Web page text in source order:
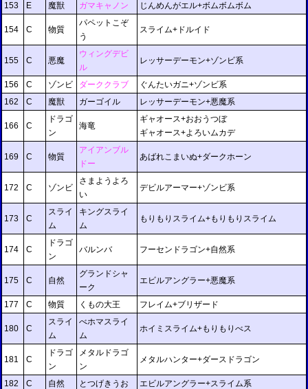
153
E 魔獣 ガマキャノン じんめんがエル+ボムボムボム
154 C 物質
パペットこぞ
う
スライム+ドルイド
155 C 悪魔
ウィングデビ
ル
レッサーデーモン+ゾンビ系
156 C ゾンビ ダーククラブ
ぐんたいガニ+ゾンビ系
162
C 魔獣 ガーゴイル レッサーデーモン+悪魔系
166 C
ドラゴ
ン
海竜
ギャオース+おおうつぼ
ギャオース+よろいムカデ
169 C 物質
アイアンブル
ドー
あばれこまいぬ+ダークホーン
172 C ゾンビ
さまようよろ
い
デビルアーマー+ゾンビ系
173 C
スライ
ム
キングスライ
ム
もりもりスライム+もりもりスライム
174 C
ドラゴ
ン
バルンバ フーセンドラゴン+自然系
175 C 自然
グランドシャ
ーク
エビルアングラー+悪魔系
177 C 物質 くもの大王 フレイム+ブリザード
180 C
スライ
ム
べホマスライ
ム
ホイミスライム+もりもりべス
181 C
ドラゴ
ン
メタルドラゴ
ン
メタルハンター+ダースドラゴン
182 C 自然 とつげきうお エビルアングラー+スライム系